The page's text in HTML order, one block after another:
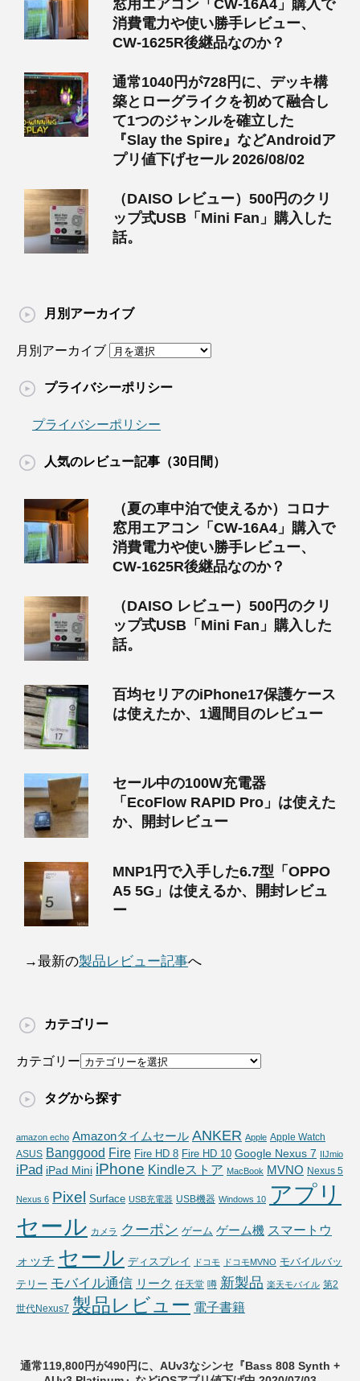
窓用エアコン「CW-16A4」購入で
消費電力や使い勝手レビュー、
CW-1625R後継品なのか？
通常1040円が728円に、デッキ構
築とローグライクを初めて融合し
て1つのジャンルを確立した
『Slay the Spire』などAndroidア
プリ値下げセール 2026/08/02
（DAISO レビュー）500円のクリ
ップ式USB「Mini Fan」購入した
話。
月別アーカイブ
月別アーカイブ
プライバシーポリシー
プライバシーポリシー
人気のレビュー記事（30日間）
（夏の車中泊で使えるか）コロナ
窓用エアコン「CW-16A4」購入で
消費電力や使い勝手レビュー、
CW-1625R後継品なのか？
（DAISO レビュー）500円のクリ
ップ式USB「Mini Fan」購入した
話。
百均セリアのiPhone17保護ケース
は使えたか、1週間目のレビュー
セール中の100W充電器
「EcoFlow RAPID Pro」は使えた
か、開封レビュー
MNP1円で入手した6.7型「OPPO
A5 5G」は使えるか、開封レビュ
ー
→最新の製品レビュー記事へ
カテゴリー
カテゴリー
タグから探す
amazon echo Amazonタイムセール ANKER Apple Apple Watch
ASUS Banggood Fire Fire HD 8 Fire HD 10 Google Nexus 7 IIJmio
iPad iPad Mini iPhone Kindleストア MacBook MVNO Nexus 5
Nexus 6 Pixel Surface USB充電器 USB機器 Windows 10 アプリ
セール カメラ クーポン ゲーム ゲーム機 スマートウ
ォッチ セール ディスプレイ ドコモ ドコモMVNO モバイルバッ
テリー モバイル通信 リーク 任天堂 噂 新製品 楽天モバイル 第2
世代Nexus7 製品レビュー 電子書籍
通常119,800円が490円に、AUv3なシンセ『Bass 808 Synth +